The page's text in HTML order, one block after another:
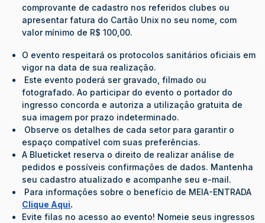
comprovante de cadastro nos referidos clubes ou
apresentar fatura do Cartão Unix no seu nome, com
valor mínimo de R$ 100,00.
O evento respeitará os protocolos sanitários oficiais em
vigor na data de sua realização.
Este evento poderá ser gravado, filmado ou
fotografado. Ao participar do evento o portador do
ingresso concorda e autoriza a utilização gratuita de
sua imagem por prazo indeterminado.
Observe os detalhes de cada setor para garantir o
espaço compatível com suas preferências.
A Blueticket reserva o direito de realizar análise de
pedidos e possíveis confirmações de dados. Mantenha
seu cadastro atualizado e acompanhe seu e-mail.
Para informações sobre o benefício de MEIA-ENTRADA
Clique Aqui.
Evite filas no acesso ao evento! Nomeie seus ingressos